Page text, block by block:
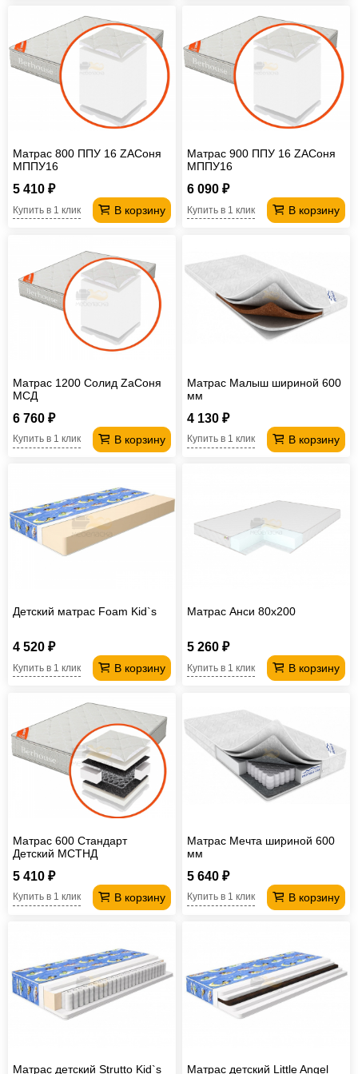
Матрас 800 ППУ 16 ZAСоня
МППУ16
5 410 ₽
В корзину
Купить в 1 клик
Матрас 900 ППУ 16 ZAСоня
МППУ16
6 090 ₽
В корзину
Купить в 1 клик
Матрас 1200 Солид ZaСоня
МСД
6 760 ₽
В корзину
Купить в 1 клик
Матрас Малыш шириной 600
мм
4 130 ₽
В корзину
Купить в 1 клик
Детский матрас Foam Kid`s
4 520 ₽
В корзину
Купить в 1 клик
Матрас Анси 80х200
5 260 ₽
В корзину
Купить в 1 клик
Матрас 600 Стандарт
Детский МСТНД
5 410 ₽
В корзину
Купить в 1 клик
Матрас Мечта шириной 600
мм
5 640 ₽
В корзину
Купить в 1 клик
Матрас детский Strutto Kid`s Матрас детский Little Angel